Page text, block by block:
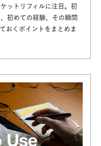
ットリフィルに注目。初
初めての経験、その瞬間
おくポイントをまとめま